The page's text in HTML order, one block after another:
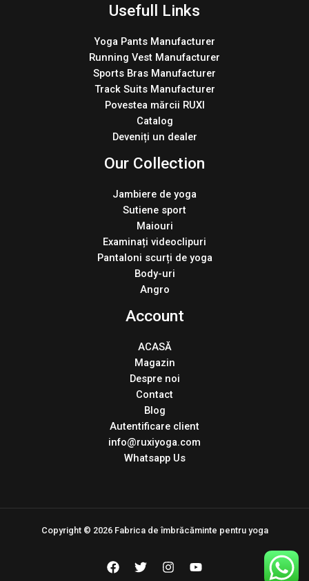
Usefull Links
Yoga Pants Manufacturer
Running Vest Manufacturer
Sports Bras Manufacturer
Track Suits Manufacturer
Povestea mărcii RUXI
Catalog
Deveniți un dealer
Our Collection
Jambiere de yoga
Sutiene sport
Maiouri
Examinați videoclipuri
Pantaloni scurți de yoga
Body-uri
Angro
Account
ACASĂ
Magazin
Despre noi
Contact
Blog
Autentificare client
info@ruxiyoga.com
Whatsapp Us
Copyright © 2026 Fabrica de îmbrăcăminte pentru yoga